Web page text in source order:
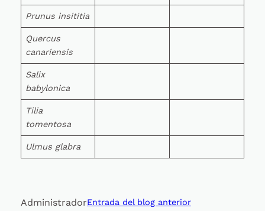
Prunus insititia
Quercus
canariensis
Salix
babylonica
Tilia
tomentosa
Ulmus glabra
AdministradorEntrada del blog anterior